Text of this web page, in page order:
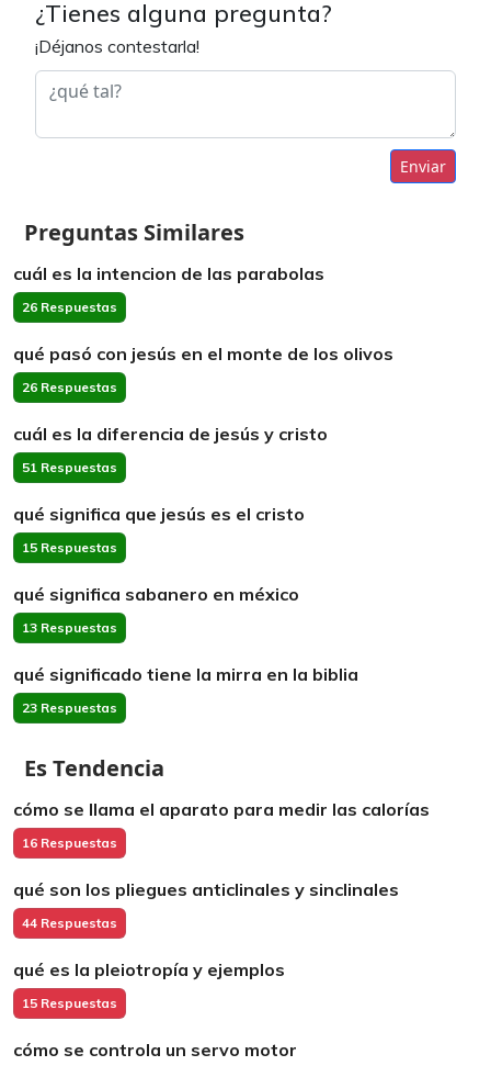
¿Tienes alguna pregunta?
¡Déjanos contestarla!
Enviar
Preguntas Similares
cuál es la intencion de las parabolas
26 Respuestas
qué pasó con jesús en el monte de los olivos
26 Respuestas
cuál es la diferencia de jesús y cristo
51 Respuestas
qué significa que jesús es el cristo
15 Respuestas
qué significa sabanero en méxico
13 Respuestas
qué significado tiene la mirra en la biblia
23 Respuestas
Es Tendencia
cómo se llama el aparato para medir las calorías
16 Respuestas
qué son los pliegues anticlinales y sinclinales
44 Respuestas
qué es la pleiotropía y ejemplos
15 Respuestas
cómo se controla un servo motor